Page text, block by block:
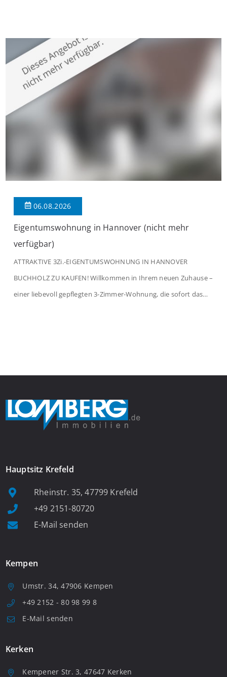
großzügige Räume und eine hochwertige Ausstattung, die
modernen Wohnkomfort mit einem stilvollen Ambiente
verbindet. Der […]
06.08.2026
Eigentumswohnung in Hannover (nicht mehr
verfügbar)
ATTRAKTIVE 3Zi.-EIGENTUMSWOHNUNG IN HANNOVER
BUCHHOLZ ZU KAUFEN! Willkommen in Ihrem neuen Zuhause –
einer liebevoll gepflegten 3-Zimmer-Wohnung, die sofort das
Hauptsitz Krefeld
Rheinstr. 35, 47799 Krefeld
+49 2151-80720
E-Mail senden
Kempen
Umstr. 34, 47906 Kempen
+49 2152 - 80 98 99 8
E-Mail senden
Kerken
Kempener Str. 3, 47647 Kerken